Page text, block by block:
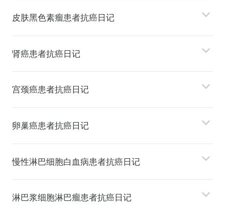
⽪肤⿊⾊素瘤患者抗癌日记
肾癌患者抗癌日记
宫颈癌患者抗癌日记
卵巢癌患者抗癌日记
慢性淋巴细胞⽩⾎病患者抗癌日记
淋巴浆细胞淋巴瘤患者抗癌日记